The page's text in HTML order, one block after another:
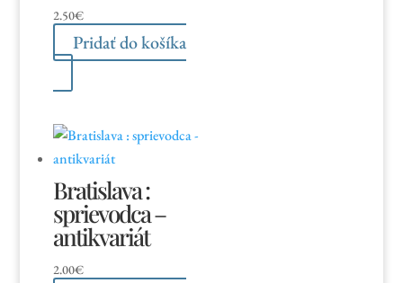
2.50€
Pridať do košíka
Bratislava :
sprievodca –
antikvariát
2.00€